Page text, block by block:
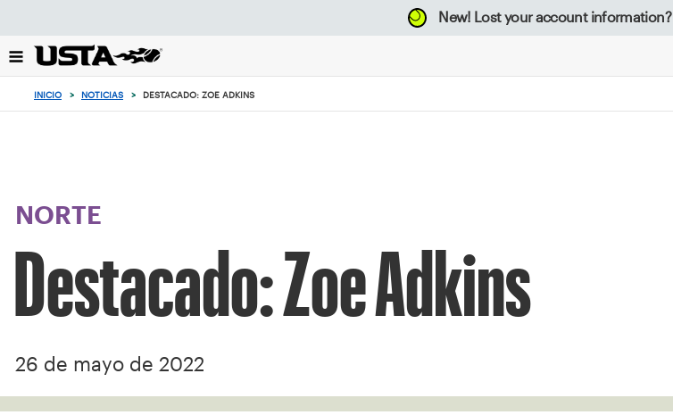
el
botón
New! Lost your account information?
INICIO > NOTICIAS > DESTACADO: ZOE ADKINS
NORTE
Destacado: Zoe Adkins
26 de mayo de 2022